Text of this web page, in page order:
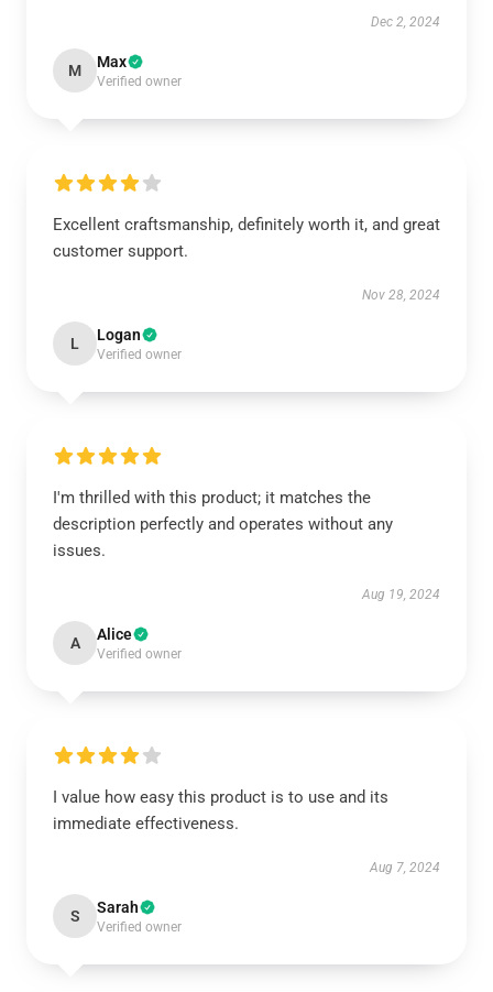
Dec 2, 2024
M Max
Verified owner
Excellent craftsmanship, definitely worth it, and great
customer support.
Nov 28, 2024
L Logan
Verified owner
I'm thrilled with this product; it matches the
description perfectly and operates without any
issues.
Aug 19, 2024
A Alice
Verified owner
I value how easy this product is to use and its
immediate effectiveness.
Aug 7, 2024
S Sarah
Verified owner